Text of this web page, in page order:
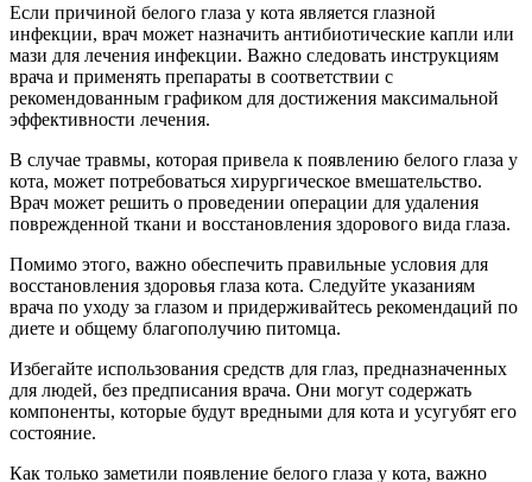
Если причиной белого глаза у кота является глазной
инфекции, врач может назначить антибиотические капли или
мази для лечения инфекции. Важно следовать инструкциям
врача и применять препараты в соответствии с
рекомендованным графиком для достижения максимальной
эффективности лечения.
В случае травмы, которая привела к появлению белого глаза у
кота, может потребоваться хирургическое вмешательство.
Врач может решить о проведении операции для удаления
поврежденной ткани и восстановления здорового вида глаза.
Помимо этого, важно обеспечить правильные условия для
восстановления здоровья глаза кота. Следуйте указаниям
врача по уходу за глазом и придерживайтесь рекомендаций по
диете и общему благополучию питомца.
Избегайте использования средств для глаз, предназначенных
для людей, без предписания врача. Они могут содержать
компоненты, которые будут вредными для кота и усугубят его
состояние.
Как только заметили появление белого глаза у кота, важно